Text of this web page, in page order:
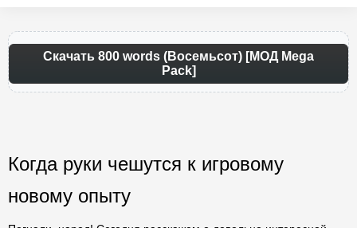
Скачать 800 words (Восемьсот) [МОД Mega
Pack]
Когда руки чешутся к игровому
новому опыту